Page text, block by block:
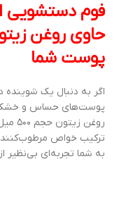
حاوی روغن
پوست شما
اگر به دنبال یک شوینده
پوست‌های حساس و خشک
ترکیب خواص
به شما تجربه‌ای